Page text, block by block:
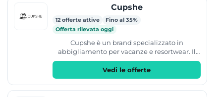
Cupshe
12 offerte attive
Fino al 35%
Offerta rilevata oggi
Cupshe è un brand specializzato in
abbigliamento per vacanze e resortwear. Il
catalogo include costumi da bagno, come
bikini e interi, oltre a...
Vedi le offerte